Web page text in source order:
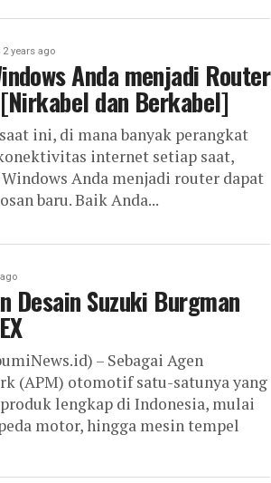
2 years ago
Anda menjadi Router
dan Berkabel]
ini, di mana banyak perangkat
internet setiap saat,
Windows Anda menjadi router dapat
baru. Baik Anda...
Desain Suzuki Burgman
– Sebagai Agen
(APM) otomotif satu-satunya yang
lengkap di Indonesia, mulai
motor, hingga mesin tempel